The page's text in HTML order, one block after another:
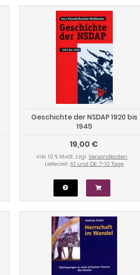
Geschichte der NSDAP 1920 bis
1945
19,00 €
inkl. 10 % MwSt. zzgl.Versandkosten
Lieferzeit:AT und DE: 7-10 Tage